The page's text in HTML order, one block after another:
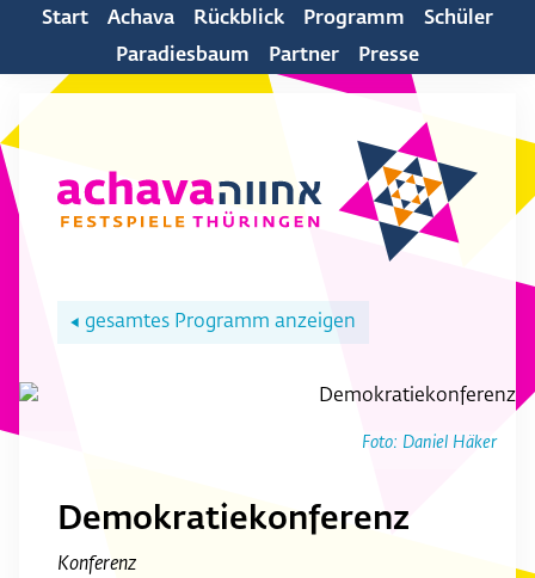
Start Achava Rückblick Programm
Schüler
Paradiesbaum
Partner Presse
◀ gesamtes Programm anzeigen
Foto: Daniel Häker
Demokratiekonferenz
Konferenz